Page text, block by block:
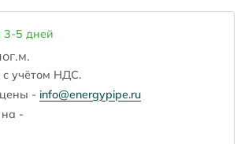
3-5 дней
учётом НДС.
- info@energypipe.ru
-